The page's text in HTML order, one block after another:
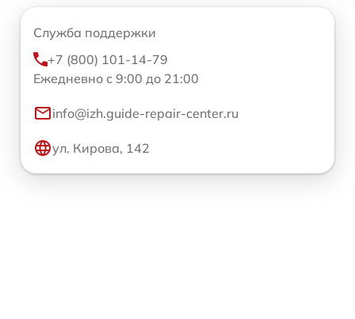
Служба поддержки
+7 (800) 101-14-79
Ежедневно с 9:00 до 21:00
info@izh.guide-repair-center.ru
ул. Кирова, 142